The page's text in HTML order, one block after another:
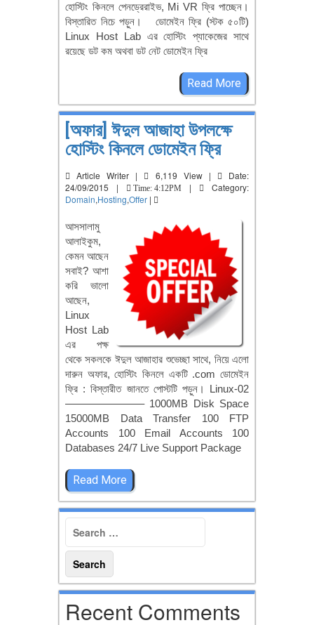
হোস্টিং কিনলে পেনড্রেরাইভ, Mi VR ফ্রি পাচ্ছেন।
বিস্তারিত নিচে পড়ুন। ডোমেইন ফ্রি (স্টক ৫০টি)
Linux Host Lab এর হোস্টিং প্যাকেজের সাথে
রয়েছে ডট কম অথবা ডট নেট ডোমেইন ফ্রি
Read More
[অফার] ঈদুল আজাহা উপলক্ষে
হোস্টিং কিনলে ডোমেইন ফ্রি
Article Writer | 6,119 View |
Date:
24/09/2015 |
Time: 4:12PM |
Category:
Domain,Hosting,Offer |
আসসালামু
আলাইকুম,
কেমন আছেন
সবাই? আশা
করি ভালো
আছেন,
Linux
Host Lab
এর পক্ষ
থেকে সকলকে ঈদুল আজাহার শুভেচ্ছা সাথে, নিয়ে এলো
দারুন অফার, হোস্টিং কিনলে একটি .com ডোমেইন
ফ্রি : বিস্তারীত জানতে পোস্টটি পড়ুন। Linux-02
———————– 1000MB Disk Space
15000MB Data Transfer 100 FTP
Accounts 100 Email Accounts 100
Databases 24/7 Live Support Package
Read More
Recent Comments